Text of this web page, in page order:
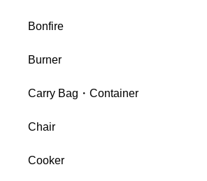
Bonfire
Burner
Carry Bag・Container
Chair
Cooker